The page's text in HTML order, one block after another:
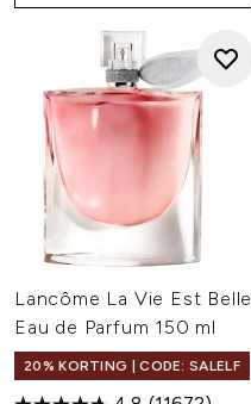
Lancôme La Vie Est Belle
Eau de Parfum 150 ml
20% KORTING | CODE: SALELF